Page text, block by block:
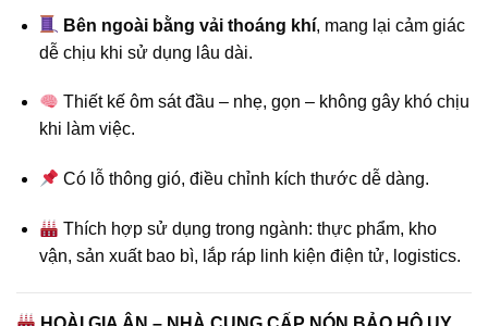
Bên ngoài bằng vải thoáng khí, mang lại cảm giác
dễ chịu khi sử dụng lâu dài.
Thiết kế ôm sát đầu – nhẹ, gọn – không gây khó chịu
khi làm việc.
Có lỗ thông gió, điều chỉnh kích thước dễ dàng.
Thích hợp sử dụng trong ngành: thực phẩm, kho
vận, sản xuất bao bì, lắp ráp linh kiện điện tử, logistics.